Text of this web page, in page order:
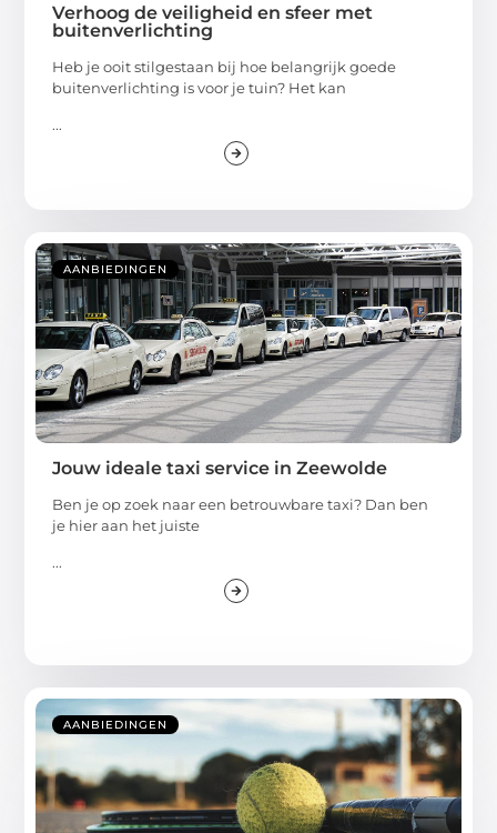
Verhoog de veiligheid en sfeer met
buitenverlichting
Heb je ooit stilgestaan bij hoe belangrijk goede
buitenverlichting is voor je tuin? Het kan
...
AANBIEDINGEN
Jouw ideale taxi service in Zeewolde
Ben je op zoek naar een betrouwbare taxi? Dan ben
je hier aan het juiste
...
AANBIEDINGEN